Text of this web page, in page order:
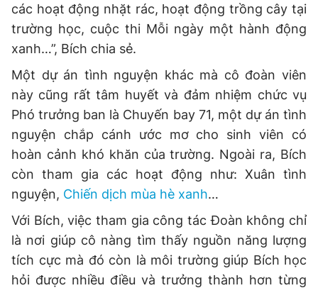
các hoạt động nhặt rác, hoạt động trồng cây tại
trường học, cuộc thi Mỗi ngày một hành động
xanh…”, Bích chia sẻ.
Một dự án tình nguyện khác mà cô đoàn viên
này cũng rất tâm huyết và đảm nhiệm chức vụ
Phó trưởng ban là Chuyến bay 71, một dự án tình
nguyện chắp cánh ước mơ cho sinh viên có
hoàn cảnh khó khăn của trường. Ngoài ra, Bích
còn tham gia các hoạt động như: Xuân tình
nguyện, Chiến dịch mùa hè xanh…
Với Bích, việc tham gia công tác Đoàn không chỉ
là nơi giúp cô nàng tìm thấy nguồn năng lượng
tích cực mà đó còn là môi trường giúp Bích học
hỏi được nhiều điều và trưởng thành hơn từng